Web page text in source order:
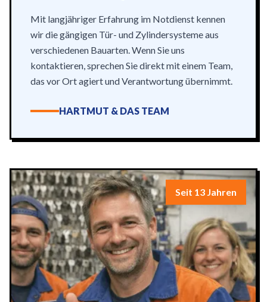
Mit langjähriger Erfahrung im Notdienst kennen
wir die gängigen Tür- und Zylindersysteme aus
verschiedenen Bauarten. Wenn Sie uns
kontaktieren, sprechen Sie direkt mit einem Team,
das vor Ort agiert und Verantwortung übernimmt.
HARTMUT & DAS TEAM
Seit 13 Jahren